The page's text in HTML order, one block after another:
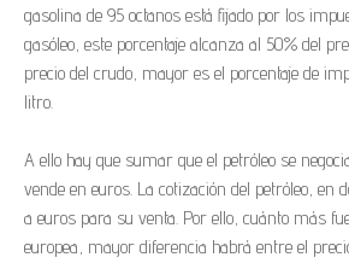
gasolina de 95 octanos está fijado por los
gasóleo, este porcentaje alcanza al 50% del
precio del crudo, mayor es el porcentaje de
litro.
A ello hay que sumar que el petróleo se
vende en euros. La cotización del petróleo, en
a euros para su venta. Por ello, cuánto más
europea, mayor diferencia habrá entre el